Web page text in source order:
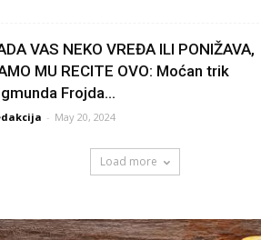
VAS NEKO VREĐA ILI PONIŽAVA,
MU RECITE OVO: Moćan trik
Frojda...
- May 20, 2024
Load more